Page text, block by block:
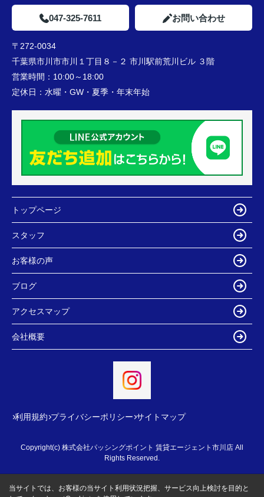
047-325-7611 お問い合わせ
〒272-0034
千葉県市川市市川１丁目８－２ 市川駅前荒川ビル ３階
営業時間： 10:00～18:00
定休日： 水曜・GW・夏季・年末年始
トップページ
スタッフ
お客様の声
ブログ
アクセスマップ
会社概要
利用規約 プライバシーポリシー サイトマップ
Copyright(c) 株式会社パッシングポイント 賃貸エージェント市川店 All
Rights Reserved.
当サイトでは、お客様の当サイト利用状況把握、サービス向上検討を目的と